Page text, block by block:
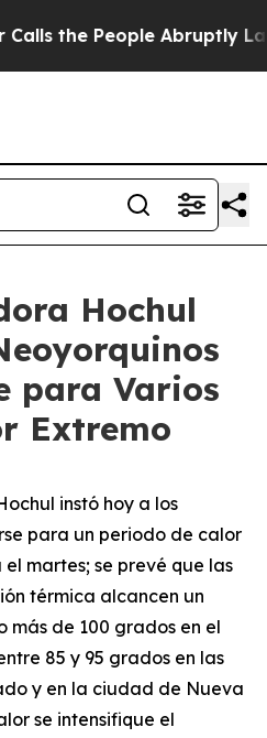
Abruptly Laid off
Hochul
para Varios
Extremo
instó hoy a los
para un periodo de calor
martes; se prevé que las
térmica alcancen un
más de 100 grados en el
85 y 95 grados en las
y en la ciudad de Nueva
se intensifique el